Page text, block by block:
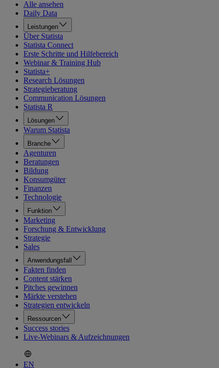
Alle ansehen
Daily Data
Leistungen
Über Statista
Statista Connect
Erste Schritte und Hilfebereich
Webinar & Training Hub
Statista+
Research Lösungen
Strategieberatung
Communication Lösungen
Statista R
Lösungen
Warum Statista
Branche
Agenturen
Beratungen
Bildung
Konsumgüter
Finanzen
Technologie
Funktion
Marketing
Forschung & Entwicklung
Strategie
Sales
Anwendungsfall
Fakten finden
Content stärken
Pitches gewinnen
Märkte verstehen
Strategien entwickeln
Ressourcen
Success stories
Live-Webinars & Aufzeichnungen
EN